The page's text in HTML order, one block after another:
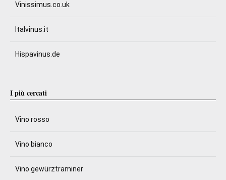
Vinissimus.co.uk
Italvinus.it
Hispavinus.de
I più cercati
Vino rosso
Vino bianco
Vino gewürztraminer